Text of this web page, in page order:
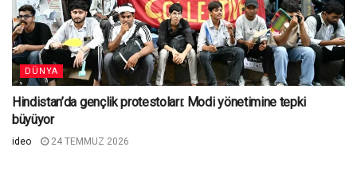
DÜNYA
Hindistan’da gençlik protestoları: Modi yönetimine tepki
büyüyor
ideo 24 TEMMUZ 2026